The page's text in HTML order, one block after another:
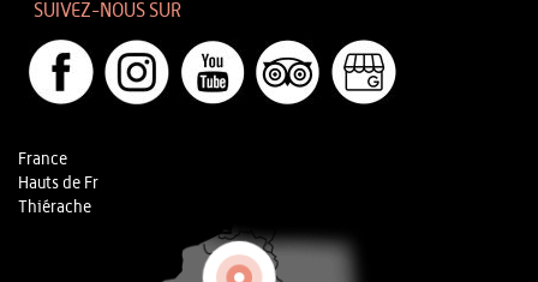
SUIVEZ-NOUS SUR
France
Hauts de Fr
Thiérache